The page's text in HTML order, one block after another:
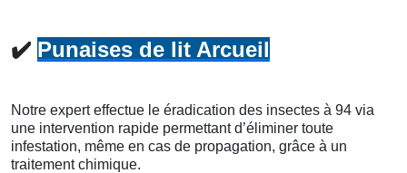
✔️ Punaises de lit Arcueil
Notre expert effectue le éradication des insectes à 94 via
une intervention rapide permettant d’éliminer toute
infestation, même en cas de propagation, grâce à un
traitement chimique.